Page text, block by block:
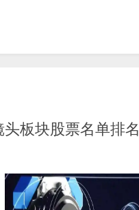
板块股票名单排名